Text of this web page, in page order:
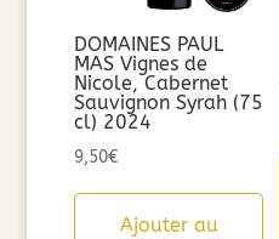
DOMAINES PAUL
MAS Vignes de
Nicole, Cabernet
Sauvignon Syrah (75
cl) 2024
9,50€
Ajouter au